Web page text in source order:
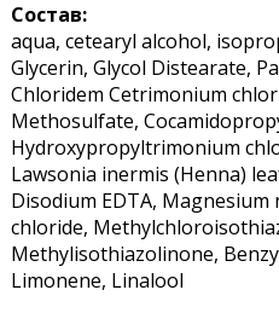
Состав:
aqua, cetearyl alcohol,
Glycerin, Glycol Distearate,
Chloridem Cetrimonium
Methosulfate,
Hydroxypropyltrimonium
Lawsonia inermis (Henna)
Disodium EDTA,
chloride,
Methylisothiazolinone,
Limonene, Linalool